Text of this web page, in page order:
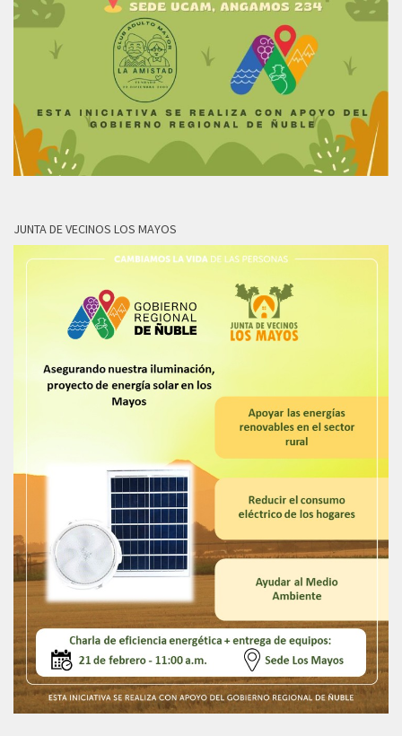
JUNTA DE VECINOS LOS MAYOS